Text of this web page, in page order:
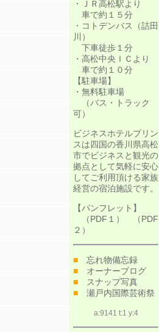
・ＪＲ高松駅より
車で約１５分
・コトデンバス（詰田
川）
下車徒歩１分
・高松中央ＩＣより
車で約１０分
【駐車場】
・無料駐車場
（バス・トラック
可）
ビジネスホテルプリン
スは四国の香川県高松
市でビジネスと観光の
拠点として気軽に安心
してご利用頂ける家族
経営の宿泊施設です。
【パンフレット】
（PDF１ ） （PDF
２ ）
■
忘れ物備忘録
■
オーナーブログ
■
スナップ写真
■
瀬戸内国際芸術祭
a:9141 t:1 y:4